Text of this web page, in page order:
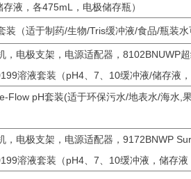
液，各475mL，电极储存瓶）
装（适于制药/生物/Tris缓冲液/食品/瓶装
，电极支架，电源适配器，8102BNUWP
溶液套装（pH4、7、10缓冲液/储存液
Flow pH套装(适于环保污水/地表水/海水,
，电极支架，电源适配器，9172BNWP
溶液套装（pH4、7、10缓冲液，储存